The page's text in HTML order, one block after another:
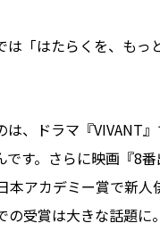
は「はたらくを、も
は、ドラマ『VIVANT
です。さらに映画『8
本アカデミー賞で新
受賞は大きな話題に。